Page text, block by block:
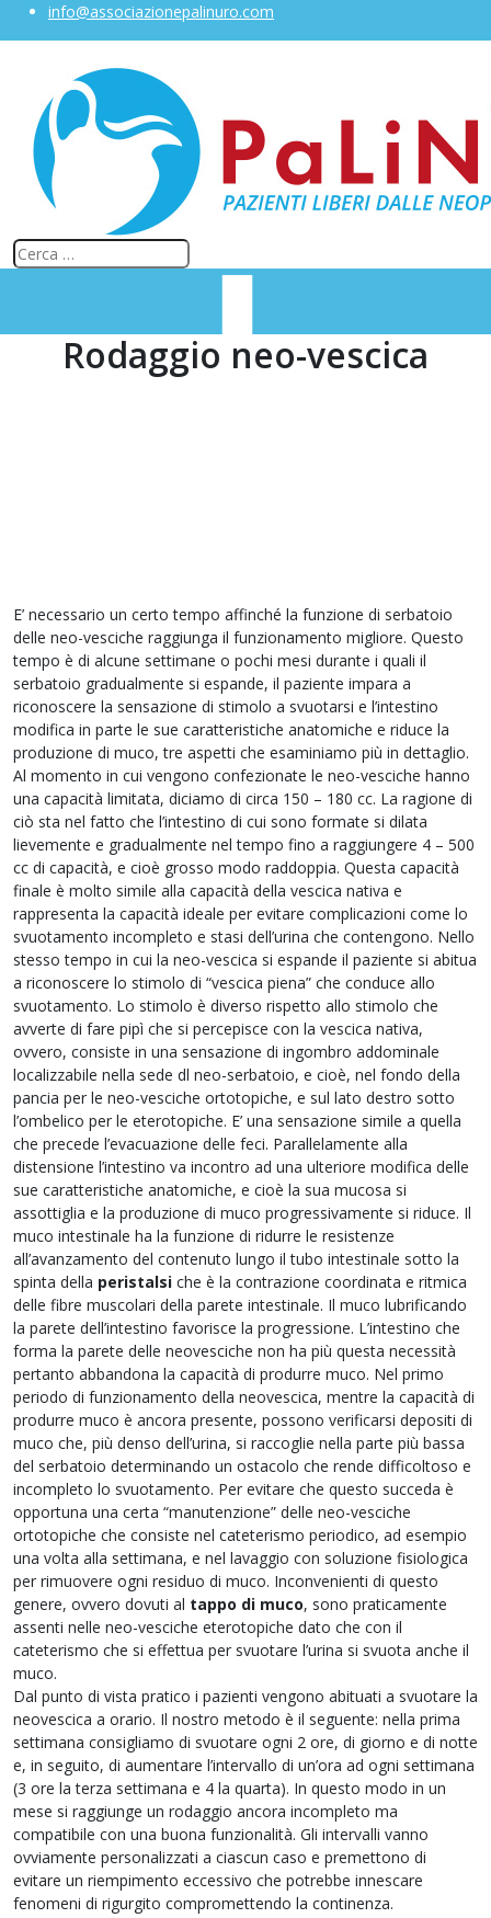
info@associazionepalinuro.com
Rodaggio neo-vescica
E’ necessario un certo tempo affinché la funzione di serbatoio
delle neo-vesciche raggiunga il funzionamento migliore. Questo
tempo è di alcune settimane o pochi mesi durante i quali il
serbatoio gradualmente si espande, il paziente impara a
riconoscere la sensazione di stimolo a svuotarsi e l’intestino
modifica in parte le sue caratteristiche anatomiche e riduce la
produzione di muco, tre aspetti che esaminiamo più in dettaglio.
Al momento in cui vengono confezionate le neo-vesciche hanno
una capacità limitata, diciamo di circa 150 – 180 cc. La ragione di
ciò sta nel fatto che l’intestino di cui sono formate si dilata
lievemente e gradualmente nel tempo fino a raggiungere 4 – 500
cc di capacità, e cioè grosso modo raddoppia. Questa capacità
finale è molto simile alla capacità della vescica nativa e
rappresenta la capacità ideale per evitare complicazioni come lo
svuotamento incompleto e stasi dell’urina che contengono. Nello
stesso tempo in cui la neo-vescica si espande il paziente si abitua
a riconoscere lo stimolo di “vescica piena” che conduce allo
svuotamento. Lo stimolo è diverso rispetto allo stimolo che
avverte di fare pipì che si percepisce con la vescica nativa,
ovvero, consiste in una sensazione di ingombro addominale
localizzabile nella sede dl neo-serbatoio, e cioè, nel fondo della
pancia per le neo-vesciche ortotopiche, e sul lato destro sotto
l’ombelico per le eterotopiche. E’ una sensazione simile a quella
che precede l’evacuazione delle feci. Parallelamente alla
distensione l’intestino va incontro ad una ulteriore modifica delle
sue caratteristiche anatomiche, e cioè la sua mucosa si
assottiglia e la produzione di muco progressivamente si riduce. Il
muco intestinale ha la funzione di ridurre le resistenze
all’avanzamento del contenuto lungo il tubo intestinale sotto la
spinta della peristalsi che è la contrazione coordinata e ritmica
delle fibre muscolari della parete intestinale. Il muco lubrificando
la parete dell’intestino favorisce la progressione. L’intestino che
forma la parete delle neovesciche non ha più questa necessità
pertanto abbandona la capacità di produrre muco. Nel primo
periodo di funzionamento della neovescica, mentre la capacità di
produrre muco è ancora presente, possono verificarsi depositi di
muco che, più denso dell’urina, si raccoglie nella parte più bassa
del serbatoio determinando un ostacolo che rende difficoltoso e
incompleto lo svuotamento. Per evitare che questo succeda è
opportuna una certa “manutenzione” delle neo-vesciche
ortotopiche che consiste nel cateterismo periodico, ad esempio
una volta alla settimana, e nel lavaggio con soluzione fisiologica
per rimuovere ogni residuo di muco. Inconvenienti di questo
genere, ovvero dovuti al tappo di muco, sono praticamente
assenti nelle neo-vesciche eterotopiche dato che con il
cateterismo che si effettua per svuotare l’urina si svuota anche il
muco.
Dal punto di vista pratico i pazienti vengono abituati a svuotare la
neovescica a orario. Il nostro metodo è il seguente: nella prima
settimana consigliamo di svuotare ogni 2 ore, di giorno e di notte
e, in seguito, di aumentare l’intervallo di un’ora ad ogni settimana
(3 ore la terza settimana e 4 la quarta). In questo modo in un
mese si raggiunge un rodaggio ancora incompleto ma
compatibile con una buona funzionalità. Gli intervalli vanno
ovviamente personalizzati a ciascun caso e premettono di
evitare un riempimento eccessivo che potrebbe innescare
fenomeni di rigurgito compromettendo la continenza.